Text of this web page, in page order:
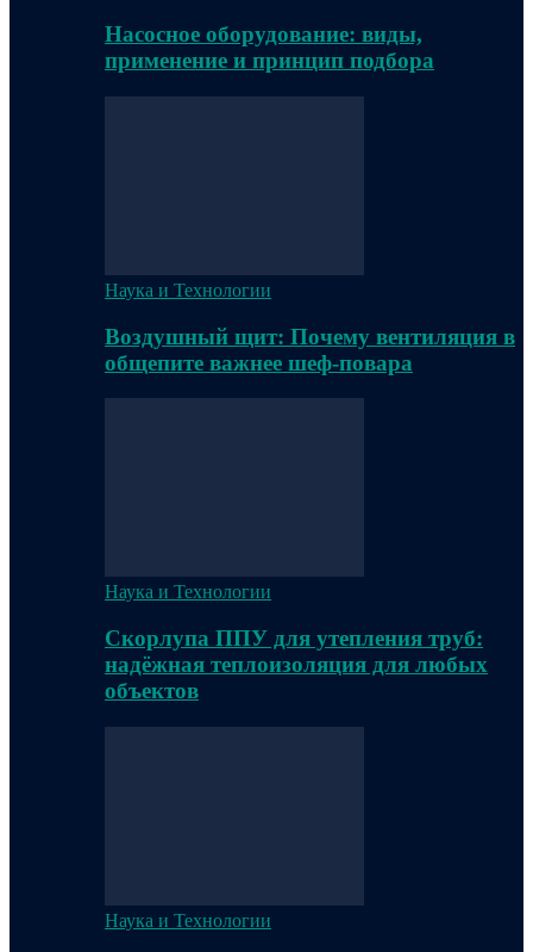
Насосное оборудование: виды,
применение и принцип подбора
Наука и Технологии
Воздушный щит: Почему вентиляция в
общепите важнее шеф-повара
Наука и Технологии
Скорлупа ППУ для утепления труб:
надёжная теплоизоляция для любых
объектов
Наука и Технологии